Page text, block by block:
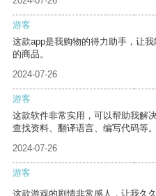
游客
这款app是我购物的得力助手，让
的商品。
2024-07-26
游客
这款软件非常实用，可以帮助我解
查找资料、翻译语言、编写代码等。
2024-07-26
游客
这款游戏的剧情非常感人，让我久久